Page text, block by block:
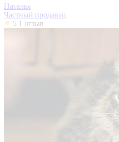
Наталья
Частный продавец
5 1 отзыв